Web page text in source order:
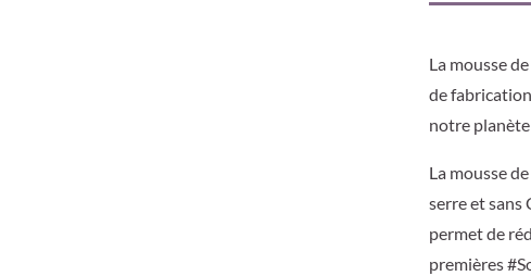
La mousse
de
notre
La mousse
serre et sans
permet de
premières